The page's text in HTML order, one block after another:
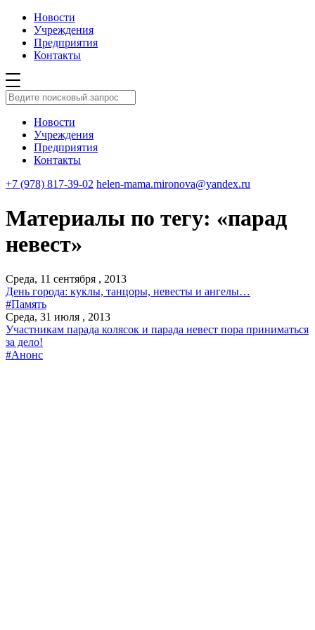
Новости
Учреждения
Предприятия
Контакты
Новости
Учреждения
Предприятия
Контакты
+7 (978) 817-39-02 helen-mama.mironova@yandex.ru
Материалы по тегу: «парад
невест»
Среда, 11 сентября , 2013
День города: куклы, танцоры, невесты и ангелы…
#Память
Среда, 31 июля , 2013
Участникам парада колясок и парада невест пора приниматься
за дело!
#Анонс